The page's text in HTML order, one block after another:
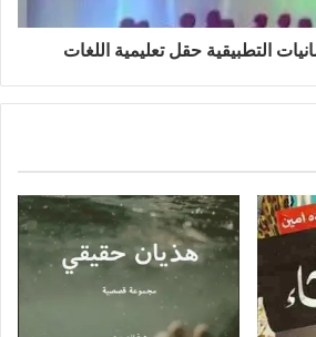
التطبيقية حقل تعليمية اللغات